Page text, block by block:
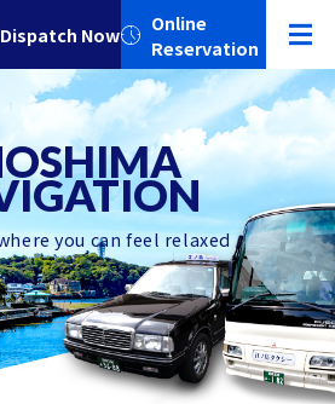
Dispatch Now
Online
Reservation
you can feel relaxed